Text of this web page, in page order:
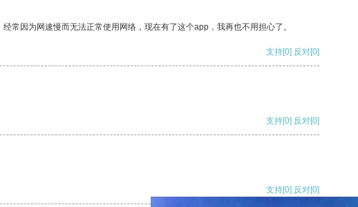
常因为网速慢而无法正常使用网络，现在有了这个app，我再也不用担心了。
支持[0] 反对[0]
支持[0] 反对[0]
支持[0] 反对[0]